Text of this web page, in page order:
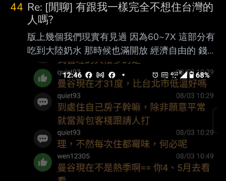
房子開雙B這樣 其實光只有這樣在國外還是過得
很普甚至很辛苦 講難聽點可能連小孩的大學學
費都還付不起QQ 但這種等級的人 會來台灣是過
得很爽的 也難怪乾脆回來算了 2.所以說穿了是
這樣 美國真正的有錢人 在拉斯維加斯看完超級
盃 是搭私人飛機離開拉斯維加斯 光這樣就有
44 Re: [閒聊] 有跟我一樣完全不想住台灣的
人嗎?
版上幾個我們現實有見過 因為60~7X 這部分有
吃到大陸奶水 那時候也滿開放 經濟自由的 錢也
很好撈 如果有保住的話 自然這批人對大陸印象
會不錯 不過大陸 換了維尼上來之後 就痾 其實
適不適合長住 就看 是哪邊去哪邊留學 往哪邊移
民 就大概知道惹 因為那是一個數量級數據 不是
你感覺 我感覺 這種主觀的論述 中印人口 可以
就是往外跑 當然 這兩個國家也持續在進步 這倒
是無可爭議 不過要跟美國叫版 我看這邏輯就不
行 意識形態影響判斷了 而且70之後 尤其 80 90
對於自由是滿在意的 版主那個年代 我懂